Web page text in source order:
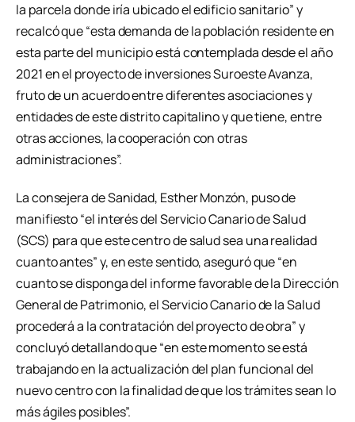
la parcela donde iría ubicado el edificio sanitario” y
recalcó que “esta demanda de la población residente en
esta parte del municipio está contemplada desde el año
2021 en el proyecto de inversiones Suroeste Avanza,
fruto de un acuerdo entre diferentes asociaciones y
entidades de este distrito capitalino y que tiene, entre
otras acciones, la cooperación con otras
administraciones”.
La consejera de Sanidad, Esther Monzón, puso de
manifiesto “el interés del Servicio Canario de Salud
(SCS) para que este centro de salud sea una realidad
cuanto antes” y, en este sentido, aseguró que “en
cuanto se disponga del informe favorable de la Dirección
General de Patrimonio, el Servicio Canario de la Salud
procederá a la contratación del proyecto de obra” y
concluyó detallando que “en este momento se está
trabajando en la actualización del plan funcional del
nuevo centro con la finalidad de que los trámites sean lo
más ágiles posibles”.